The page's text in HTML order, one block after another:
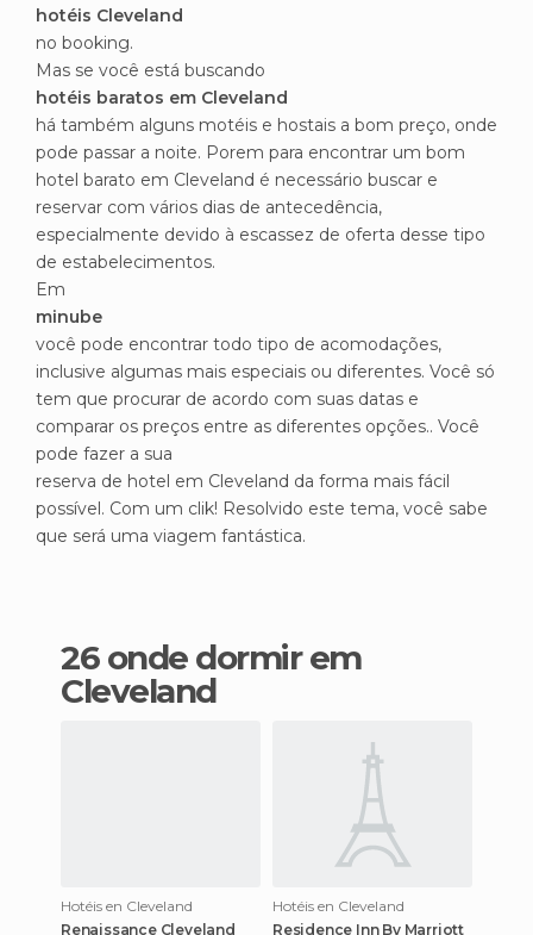
hotéis Cleveland
no booking.
Mas se você está buscando
hotéis baratos em Cleveland
há também alguns motéis e hostais a bom preço, onde
pode passar a noite. Porem para encontrar um bom
hotel barato em Cleveland é necessário buscar e
reservar com vários dias de antecedência,
especialmente devido à escassez de oferta desse tipo
de estabelecimentos.
Em
minube
você pode encontrar todo tipo de acomodações,
inclusive algumas mais especiais ou diferentes. Você só
tem que procurar de acordo com suas datas e
comparar os preços entre as diferentes opções.. Você
pode fazer a sua
reserva de hotel em Cleveland da forma mais fácil
possível. Com um clik! Resolvido este tema, você sabe
que será uma viagem fantástica.
26 onde dormir em
Cleveland
Hotéis en Cleveland
Renaissance Cleveland
Hotéis en Cleveland
Residence Inn By Marriott